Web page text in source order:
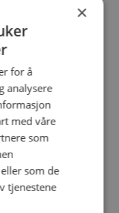
×
for å
analysere
med våre
som
som de
tjenestene